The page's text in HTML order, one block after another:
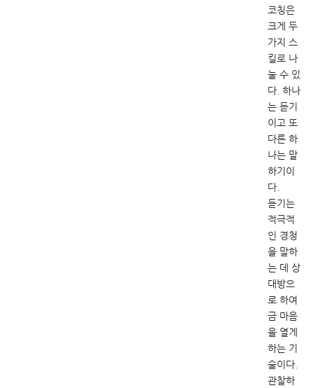
코칭은
크게 두
가지 스
킬로 나
눌 수 있
다. 하나
는 듣기
이고 또
다른 하
나는 말
하기이
다.
듣기는
적극적
인 경청
을 말하
는 데 상
대방으
로 하여
금 마음
을 열게
하는 기
술이다.
관찰하